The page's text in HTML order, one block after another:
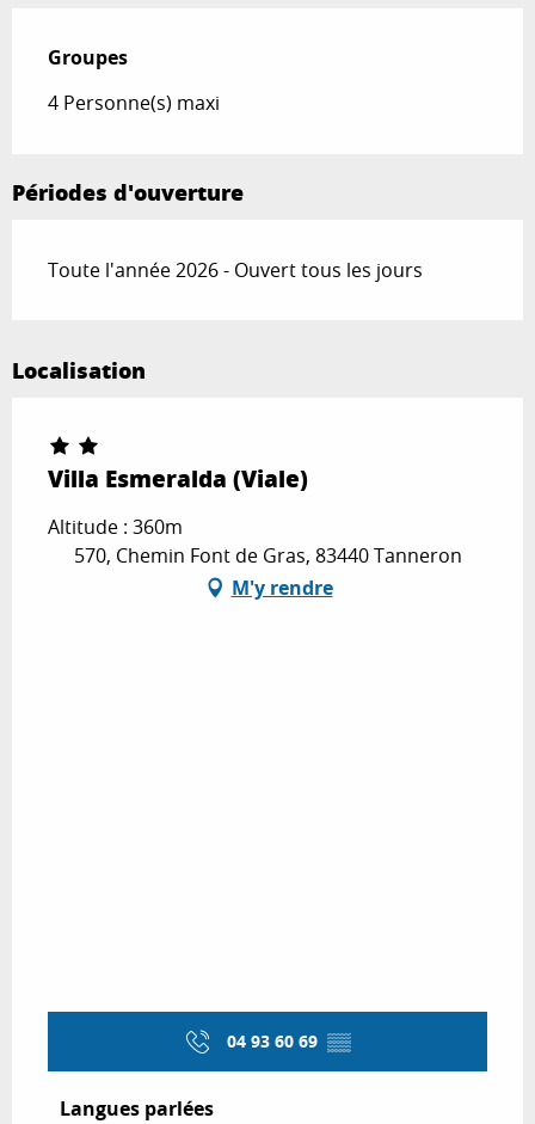
Groupes
Groupes
4 Personne(s) maxi
Périodes d'ouverture
Toute l'année 2026 - Ouvert tous les jours
Localisation
Villa Esmeralda (Viale)
Altitude : 360m
570, Chemin Font de Gras, 83440 Tanneron
M'y rendre
04 93 60 69 ▒▒
Langues parlées
Langues parlées